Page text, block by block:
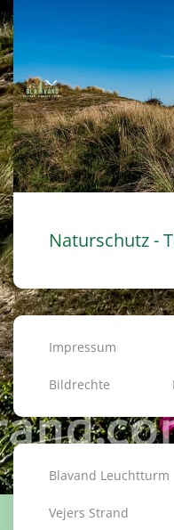
Naturschutz -
Impressum
Bildrechte
Blavand Leuchtturm
Vejers Strand